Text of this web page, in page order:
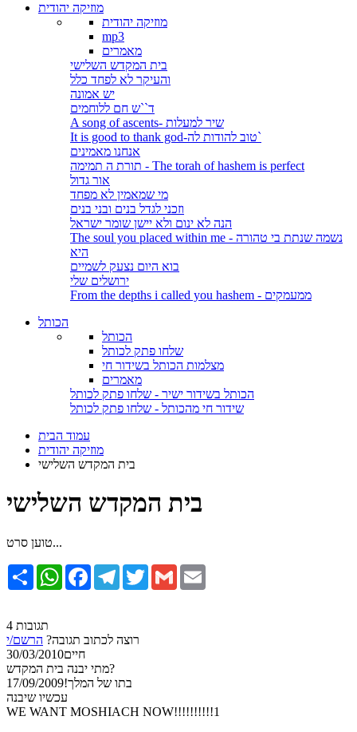
מוזיקה יהודית
מוזיקה יהודית
mp3
מאמרים
בית המקדש השלישי
והעיקר לא לפחד כלל
יש אמונה
ד``ש חם ללוחמים
A song of ascents- שיר למעלות
It is good to thank god-טוב להודות לה`
אנחנו מאמינים
תורת ה תמימה - The torah of hashem is perfect
אור גדול
מי שמאמין לא מפחד
וזכני לגדל בנים ובני בנים
הנה לא ינום ולא יישן שומר ישראל
The soul you placed within me - נשמה שנתת בי טהורה
היא
בוא היום נצעק לשמיים
ירושלים שלי
From the depths i called you hashem - ממעמקים
הכותל
הכותל
שלחו פתק לכותל
מצלמות הכותל בשידור חי
מאמרים
הכותל בשידור ישיר - שלחו פתק לכותל
שידור חי מהכותל - שלחו פתק לכותל
עמוד הבית
מוזיקה יהודית
בית המקדש השלישי
בית המקדש השלישי
טוען סרט...
שתף WhatsAppFacebookTelegramTwitterGmail
4 תגובות
רוצה לכתוב תגובה? הרשם/י
חיים30/03/2010
מתי יבנה בית המקדש?
בתו של המלך!17/09/2009
עכשיו שיבנה
WE WANT MOSHIACH NOW!!!!!!!!!!1